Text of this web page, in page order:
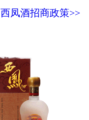
西凤酒招商政策>>